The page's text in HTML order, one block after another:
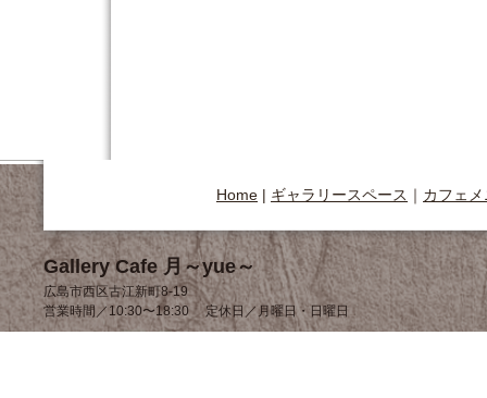
Home | ギャラリースペース ｜ カフェ
Gallery Cafe 月～yue～
広島市西区古江新町8-19
営業時間／10:30〜18:30 定休日／月曜日・日曜日